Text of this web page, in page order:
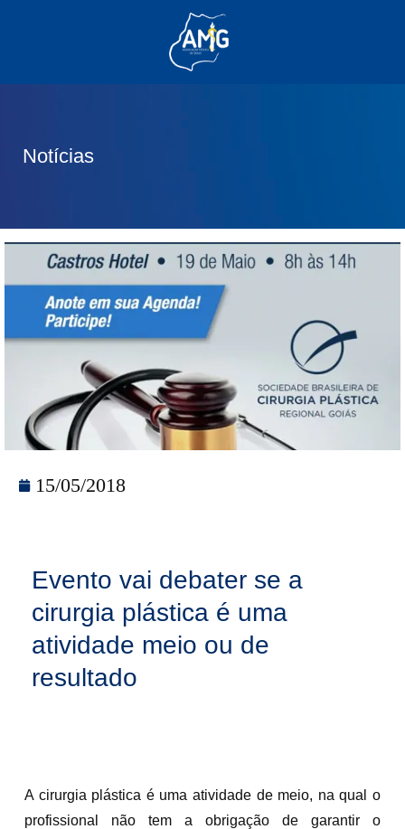
Notícias
15/05/2018
Evento vai debater se a
cirurgia plástica é uma
atividade meio ou de
resultado
A cirurgia plástica é uma atividade de meio, na qual o
profissional não tem a obrigação de garantir o